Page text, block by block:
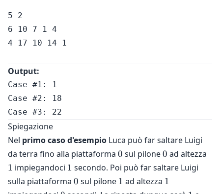
5 2
6 10 7 1 4
4 17 10 14 1
Output:
Case #1: 1
Case #2: 18
Spiegazione
Nel primo caso d'esempio Luca può far saltare Luigi
da terra fino alla piattaforma 0
0 sul pilone0
0 ad altezza
1 impiegandoci 1
1 secondo. Poi può far saltare Luigi
sulla piattaforma 0
0 sul pilone 1
1 ad altezza 1
1